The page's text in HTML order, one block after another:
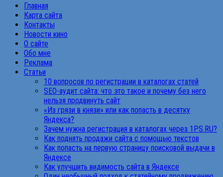
Главная
Карта сайта
Контакты
Новости кино
О сайте
Обо мне
Реклама
Статьи
10 вопросов по регистрации в каталогах статей
SEO-аудит сайта: что это такое и почему без него
нельзя продвинуть сайт
«Из грязи в князи» или как попасть в десятку
Яндекса?
Зачем нужна регистрация в каталогах через 1PS.RU?
Как поднять продажи сайта с помощью текстов
Как попасть на первую страницу поисковой выдачи в
Яндексе
Как улучшить видимость сайта в Яндексе